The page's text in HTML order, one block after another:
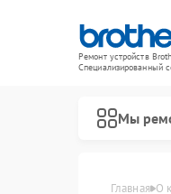
Ремонт устройств
Специализированный
Мы
Главная О